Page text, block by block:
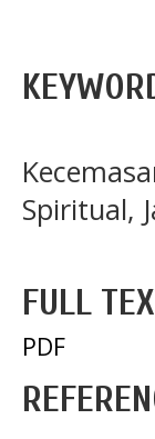
Spiritual,
FULL
PDF